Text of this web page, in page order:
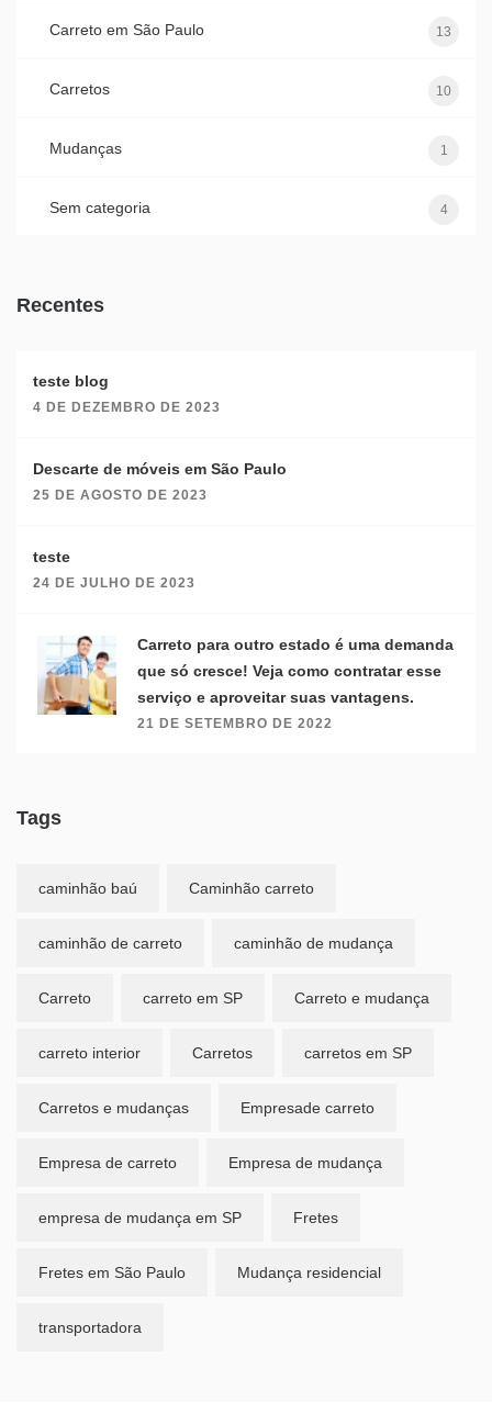
Carreto em São Paulo 13
Carretos 10
Mudanças 1
Sem categoria 4
Recentes
teste blog
4 DE DEZEMBRO DE 2023
Descarte de móveis em São Paulo
25 DE AGOSTO DE 2023
teste
24 DE JULHO DE 2023
Carreto para outro estado é uma demanda
que só cresce! Veja como contratar esse
serviço e aproveitar suas vantagens.
21 DE SETEMBRO DE 2022
Tags
caminhão baú Caminhão carreto
caminhão de carreto caminhão de mudança
Carreto carreto em SP Carreto e mudança
carreto interior Carretos carretos em SP
Carretos e mudanças Empresade carreto
Empresa de carreto Empresa de mudança
empresa de mudança em SP Fretes
Fretes em São Paulo Mudança residencial
transportadora